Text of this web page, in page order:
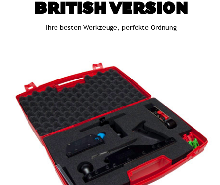
BRITISH VERSION
Ihre besten Werkzeuge, perfekte Ordnung